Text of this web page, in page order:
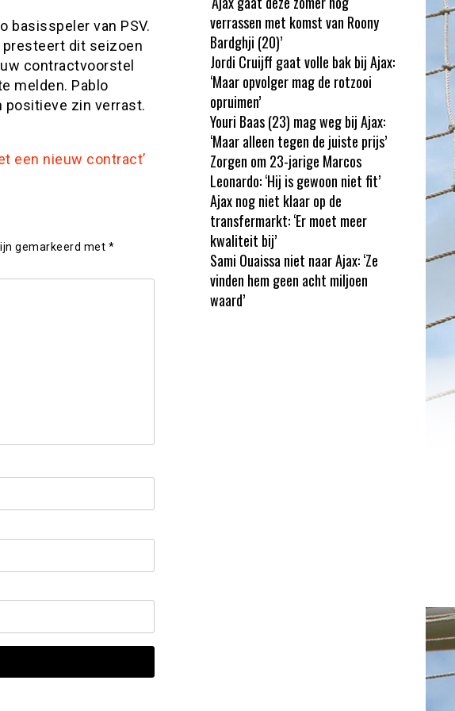
basisspeler van PSV.
presteert dit seizoen
contractvoorstel
melden. Pablo
positieve zin verrast.
een nieuw contract’
gemarkeerd met *
verrassen met komst van Roony
Bardghji (20)’
Jordi Cruijff gaat volle bak bij Ajax:
‘Maar opvolger mag de rotzooi
opruimen’
Youri Baas (23) mag weg bij Ajax:
‘Maar alleen tegen de juiste prijs’
Zorgen om 23-jarige Marcos
Leonardo: ‘Hij is gewoon niet fit’
Ajax nog niet klaar op de
transfermarkt: ‘Er moet meer
kwaliteit bij’
Sami Ouaissa niet naar Ajax: ‘Ze
vinden hem geen acht miljoen
waard’